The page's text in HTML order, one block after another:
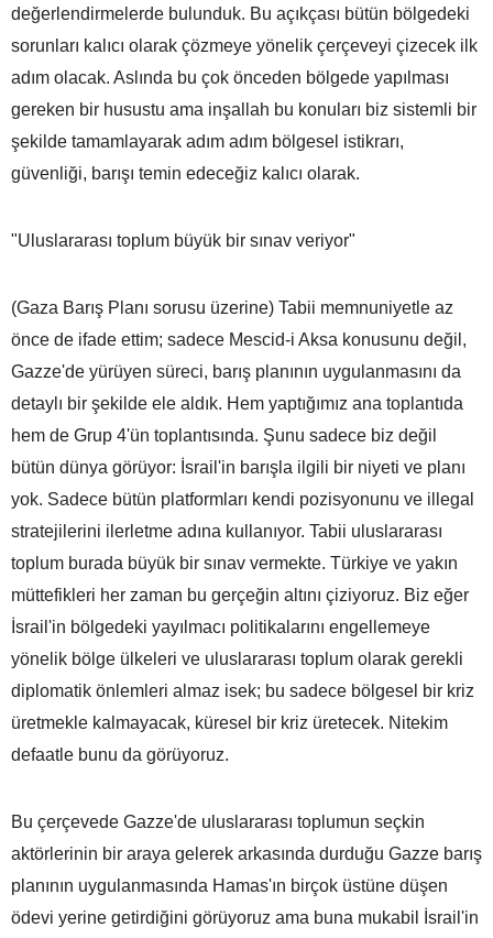
değerlendirmelerde bulunduk. Bu açıkçası bütün bölgedeki
sorunları kalıcı olarak çözmeye yönelik çerçeveyi çizecek ilk
adım olacak. Aslında bu çok önceden bölgede yapılması
gereken bir husustu ama inşallah bu konuları biz sistemli bir
şekilde tamamlayarak adım adım bölgesel istikrarı,
güvenliği, barışı temin edeceğiz kalıcı olarak.
"Uluslararası toplum büyük bir sınav veriyor"
(Gaza Barış Planı sorusu üzerine) Tabii memnuniyetle az
önce de ifade ettim; sadece Mescid-i Aksa konusunu değil,
Gazze'de yürüyen süreci, barış planının uygulanmasını da
detaylı bir şekilde ele aldık. Hem yaptığımız ana toplantıda
hem de Grup 4'ün toplantısında. Şunu sadece biz değil
bütün dünya görüyor: İsrail'in barışla ilgili bir niyeti ve planı
yok. Sadece bütün platformları kendi pozisyonunu ve illegal
stratejilerini ilerletme adına kullanıyor. Tabii uluslararası
toplum burada büyük bir sınav vermekte. Türkiye ve yakın
müttefikleri her zaman bu gerçeğin altını çiziyoruz. Biz eğer
İsrail'in bölgedeki yayılmacı politikalarını engellemeye
yönelik bölge ülkeleri ve uluslararası toplum olarak gerekli
diplomatik önlemleri almaz isek; bu sadece bölgesel bir kriz
üretmekle kalmayacak, küresel bir kriz üretecek. Nitekim
defaatle bunu da görüyoruz.
Bu çerçevede Gazze'de uluslararası toplumun seçkin
aktörlerinin bir araya gelerek arkasında durduğu Gazze barış
planının uygulanmasında Hamas'ın birçok üstüne düşen
ödevi yerine getirdiğini görüyoruz ama buna mukabil İsrail'in